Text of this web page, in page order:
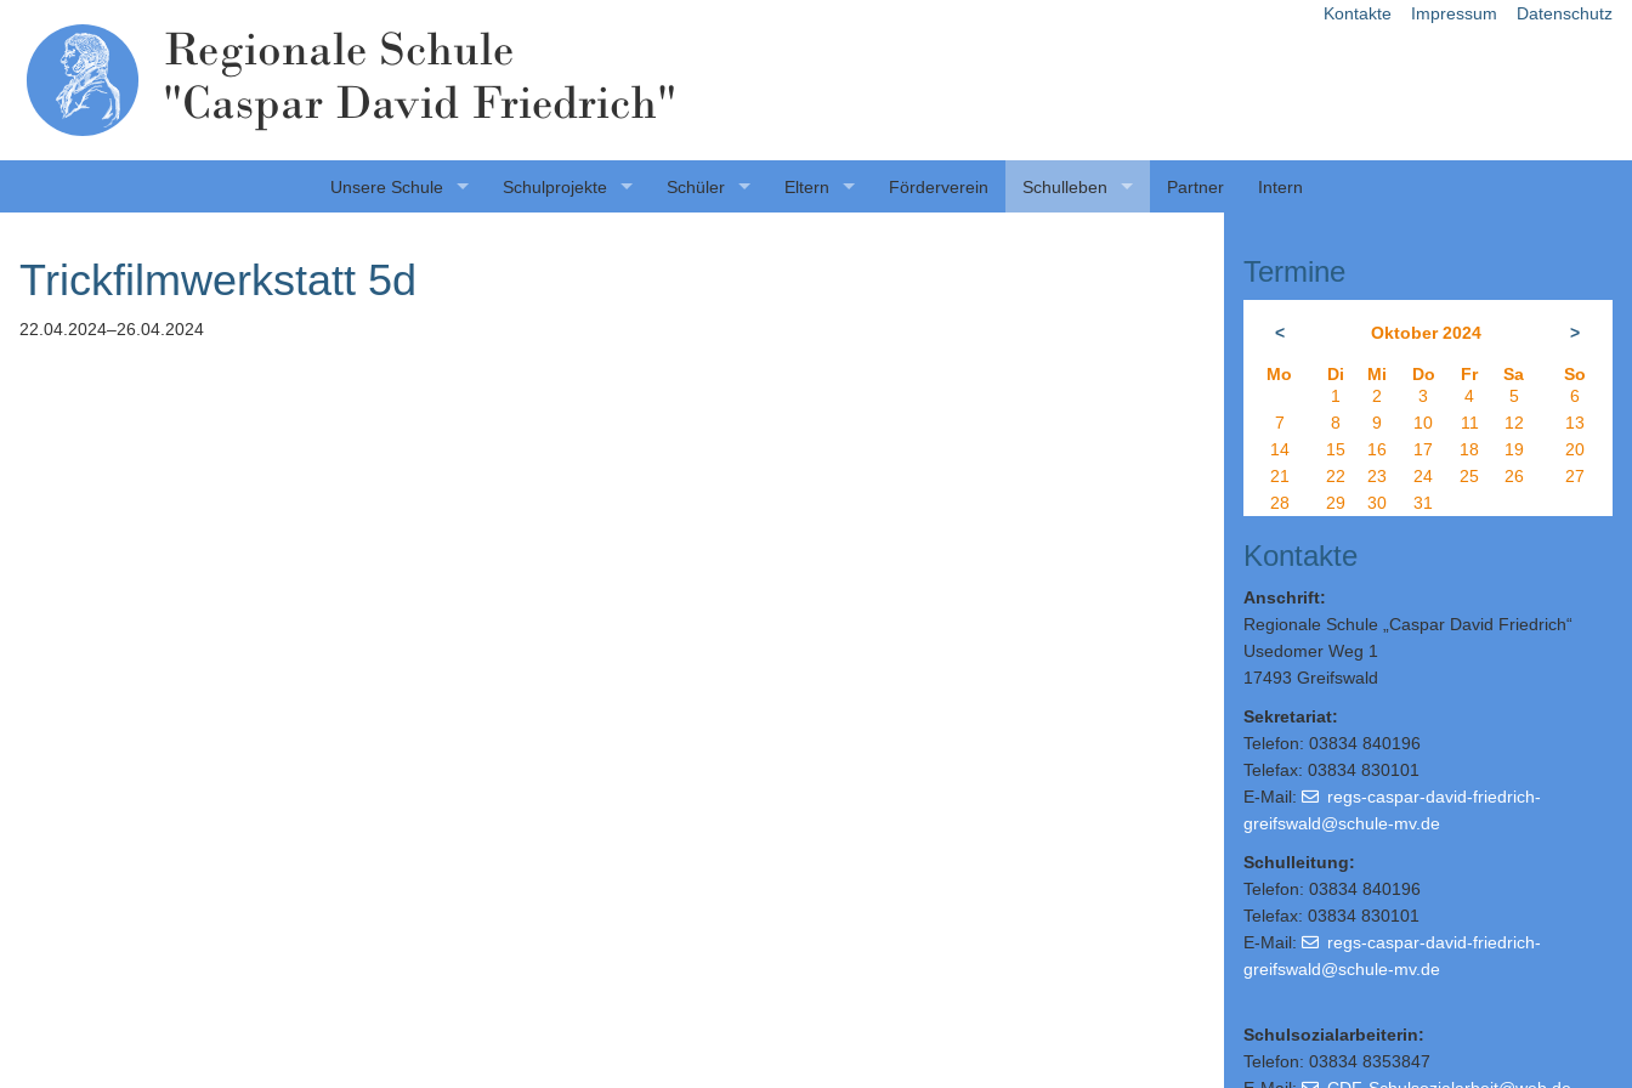
Kontakte Impressum Datenschutz
Regionale Schule
"Caspar David Friedrich"
Unsere Schule Schulprojekte Schüler Eltern Förderverein Schulleben Partner Intern
Trickfilmwerkstatt 5d
22.04.2024–26.04.2024
Termine
< Oktober 2024 >
Mo Di Mi Do Fr Sa
So
1
2 3 4 5
6
7
8 9 10 11 12
13
14
15 16 17 18 19
20
21
22 23 24 25 26
27
28
29 30 31
Kontakte
Anschrift:
Regionale Schule „Caspar David Friedrich“
Usedomer Weg 1
17493 Greifswald
Sekretariat:
Telefon: 03834 840196
Telefax: 03834 830101
E-Mail:
regs-caspar-david-friedrich-
greifswald@schule-mv.de
Schulleitung:
Telefon: 03834 840196
Telefax: 03834 830101
E-Mail:
regs-caspar-david-friedrich-
greifswald@schule-mv.de
Schulsozialarbeiterin:
Telefon: 03834 8353847